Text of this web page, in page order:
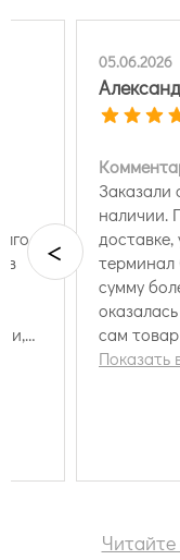
05.06.2026
Заказали
наличии.
доставке,
сумму
сам
приятным
держать
Показать
<